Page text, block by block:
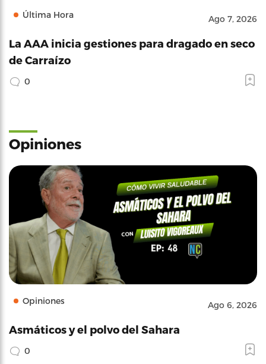
Última Hora Ago 7, 2026
La AAA inicia gestiones para dragado en seco
de Carraízo
0
Opiniones
Opiniones Ago 6, 2026
Asmáticos y el polvo del Sahara
0